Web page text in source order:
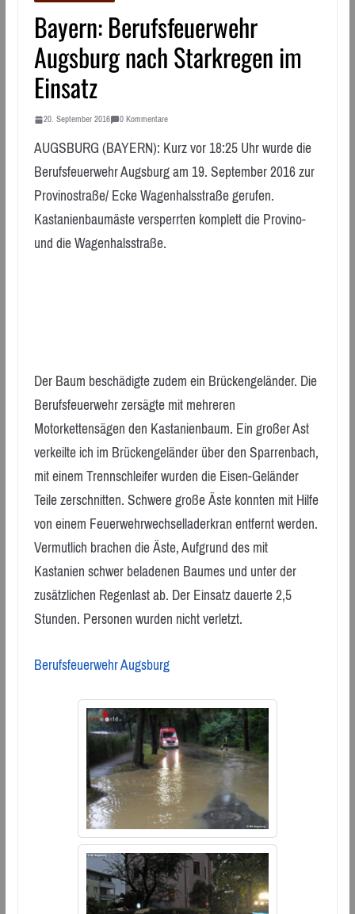
Bayern: Berufsfeuerwehr
Augsburg nach Starkregen im
Einsatz
20. September 2016 0 Kommentare
AUGSBURG (BAYERN): Kurz vor 18:25 Uhr wurde die
Berufsfeuerwehr Augsburg am 19. September 2016 zur
Provinostraße/ Ecke Wagenhalsstraße gerufen.
Kastanienbaumäste versperrten komplett die Provino-
und die Wagenhalsstraße.
Der Baum beschädigte zudem ein Brückengeländer. Die
Berufsfeuerwehr zersägte mit mehreren
Motorkettensägen den Kastanienbaum. Ein großer Ast
verkeilte ich im Brückengeländer über den Sparrenbach,
mit einem Trennschleifer wurden die Eisen-Geländer
Teile zerschnitten. Schwere große Äste konnten mit Hilfe
von einem Feuerwehrwechselladerkran entfernt werden.
Vermutlich brachen die Äste, Aufgrund des mit
Kastanien schwer beladenen Baumes und unter der
zusätzlichen Regenlast ab. Der Einsatz dauerte 2,5
Stunden. Personen wurden nicht verletzt.
Berufsfeuerwehr Augsburg